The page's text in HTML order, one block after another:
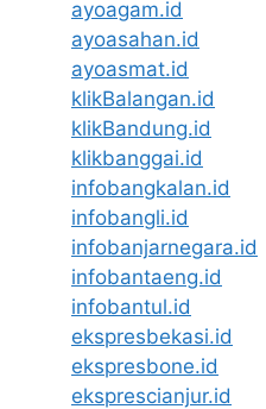
ayoagam.id
ayoasahan.id
ayoasmat.id
klikBalangan.id
klikBandung.id
klikbanggai.id
infobangkalan.id
infobangli.id
infobanjarnegara.id
infobantaeng.id
infobantul.id
ekspresbekasi.id
ekspresbone.id
eksprescianjur.id